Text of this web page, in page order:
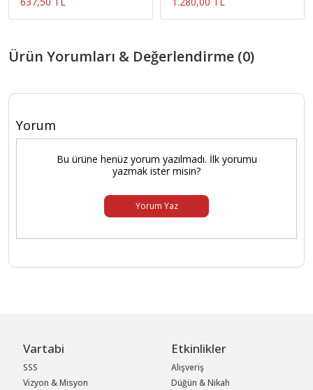
Ürün Yorumları & Değerlendirme (0)
Yorum
Bu ürüne henüz yorum yazılmadı. İlk yorumu
yazmak ister misin?
Yorum Yaz
Vartabi
SSS
Vizyon & Misyon
Etkinlikler
Alışveriş
Düğün & Nikah